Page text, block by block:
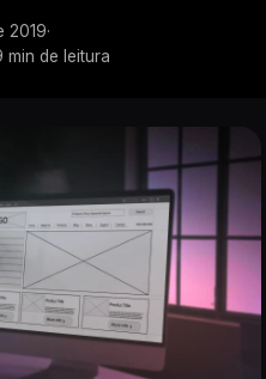
2019·
min de leitura